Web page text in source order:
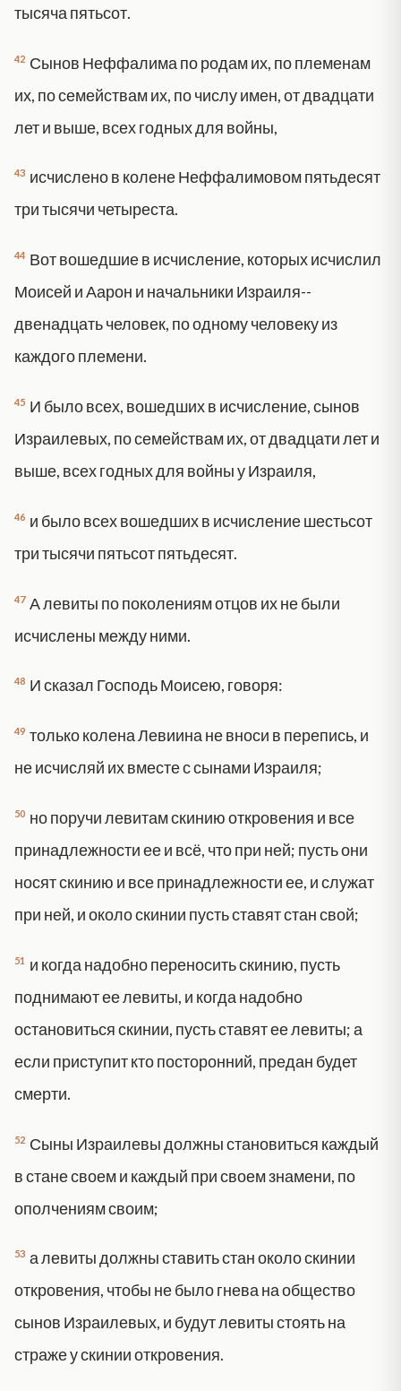
тысяча пятьсот.
42 Сынов Неффалима по родам их, по племенам
их, по семействам их, по числу имен, от двадцати
лет и выше, всех годных для войны,
43 исчислено в колене Неффалимовом пятьдесят
три тысячи четыреста.
44 Вот вошедшие в исчисление, которых исчислил
Моисей и Аарон и начальники Израиля--
двенадцать человек, по одному человеку из
каждого племени.
45 И было всех, вошедших в исчисление, сынов
Израилевых, по семействам их, от двадцати лет и
выше, всех годных для войны у Израиля,
46 и было всех вошедших в исчисление шестьсот
три тысячи пятьсот пятьдесят.
47 А левиты по поколениям отцов их не были
исчислены между ними.
48 И сказал Господь Моисею, говоря:
49 только колена Левиина не вноси в перепись, и
не исчисляй их вместе с сынами Израиля;
50 но поручи левитам скинию откровения и все
принадлежности ее и всё, что при ней; пусть они
носят скинию и все принадлежности ее, и служат
при ней, и около скинии пусть ставят стан свой;
51 и когда надобно переносить скинию, пусть
поднимают ее левиты, и когда надобно
остановиться скинии, пусть ставят ее левиты; а
если приступит кто посторонний, предан будет
смерти.
52 Сыны Израилевы должны становиться каждый
в стане своем и каждый при своем знамени, по
ополчениям своим;
53 а левиты должны ставить стан около скинии
откровения, чтобы не было гнева на общество
сынов Израилевых, и будут левиты стоять на
страже у скинии откровения.